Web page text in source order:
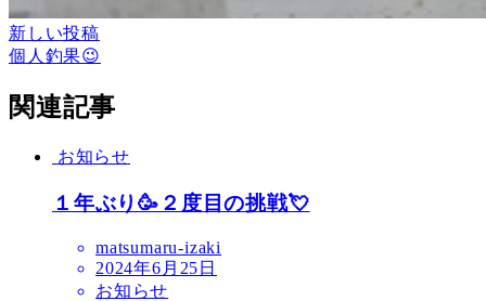
新しい投稿
個人釣果😉
関連記事
お知らせ
１年ぶり🥳２度目の挑戦💘
matsumaru-izaki
2024年6月25日
お知らせ